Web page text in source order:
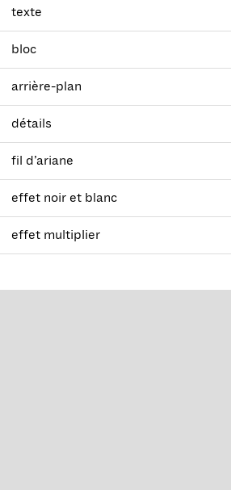
texte
bloc
arrière-plan
détails
fil d’ariane
effet noir et blanc
effet multiplier